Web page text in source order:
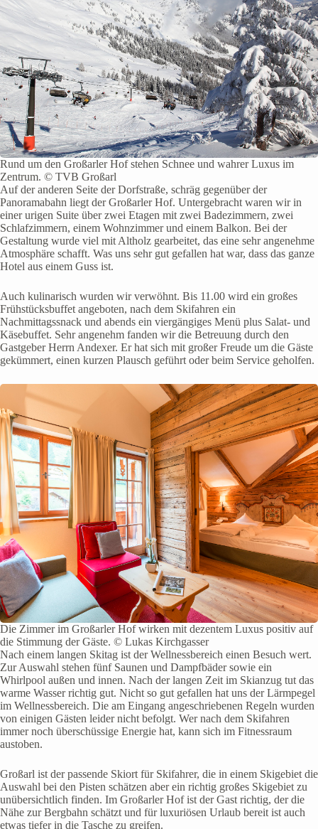
Rund um den Großarler Hof stehen Schnee und wahrer Luxus im
Zentrum. © TVB Großarl
Auf der anderen Seite der Dorfstraße, schräg gegenüber der
Panoramabahn liegt der Großarler Hof. Untergebracht waren wir in
einer urigen Suite über zwei Etagen mit zwei Badezimmern, zwei
Schlafzimmern, einem Wohnzimmer und einem Balkon. Bei der
Gestaltung wurde viel mit Altholz gearbeitet, das eine sehr angenehme
Atmosphäre schafft. Was uns sehr gut gefallen hat war, dass das ganze
Hotel aus einem Guss ist.
Auch kulinarisch wurden wir verwöhnt. Bis 11.00 wird ein großes
Frühstücksbuffet angeboten, nach dem Skifahren ein
Nachmittagssnack und abends ein viergängiges Menü plus Salat- und
Käsebuffet. Sehr angenehm fanden wir die Betreuung durch den
Gastgeber Herrn Andexer. Er hat sich mit großer Freude um die Gäste
gekümmert, einen kurzen Plausch geführt oder beim Service geholfen.
Die Zimmer im Großarler Hof wirken mit dezentem Luxus positiv auf
die Stimmung der Gäste. © Lukas Kirchgasser
Nach einem langen Skitag ist der Wellnessbereich einen Besuch wert.
Zur Auswahl stehen fünf Saunen und Dampfbäder sowie ein
Whirlpool außen und innen. Nach der langen Zeit im Skianzug tut das
warme Wasser richtig gut. Nicht so gut gefallen hat uns der Lärmpegel
im Wellnessbereich. Die am Eingang angeschriebenen Regeln wurden
von einigen Gästen leider nicht befolgt. Wer nach dem Skifahren
immer noch überschüssige Energie hat, kann sich im Fitnessraum
austoben.
Großarl ist der passende Skiort für Skifahrer, die in einem Skigebiet die
Auswahl bei den Pisten schätzen aber ein richtig großes Skigebiet zu
unübersichtlich finden. Im Großarler Hof ist der Gast richtig, der die
Nähe zur Bergbahn schätzt und für luxuriösen Urlaub bereit ist auch
etwas tiefer in die Tasche zu greifen.